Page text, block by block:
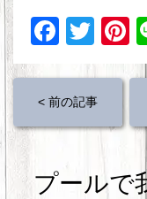
F
c
e
o
T
tt
er
e
< 前の記事
プールで